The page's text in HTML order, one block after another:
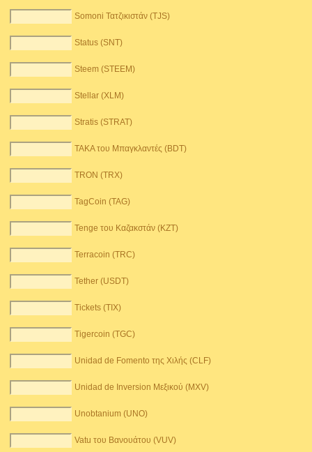
Somoni Τατζικιστάν (TJS)
Status (SNT)
Steem (STEEM)
Stellar (XLM)
Stratis (STRAT)
TAKA του Μπαγκλαντές (BDT)
TRON (TRX)
TagCoin (TAG)
Tenge του Καζακστάν (KZT)
Terracoin (TRC)
Tether (USDT)
Tickets (TIX)
Tigercoin (TGC)
Unidad de Fomento της Χιλής (CLF)
Unidad de Inversion Μεξικού (MXV)
Unobtanium (UNO)
Vatu του Βανουάτου (VUV)